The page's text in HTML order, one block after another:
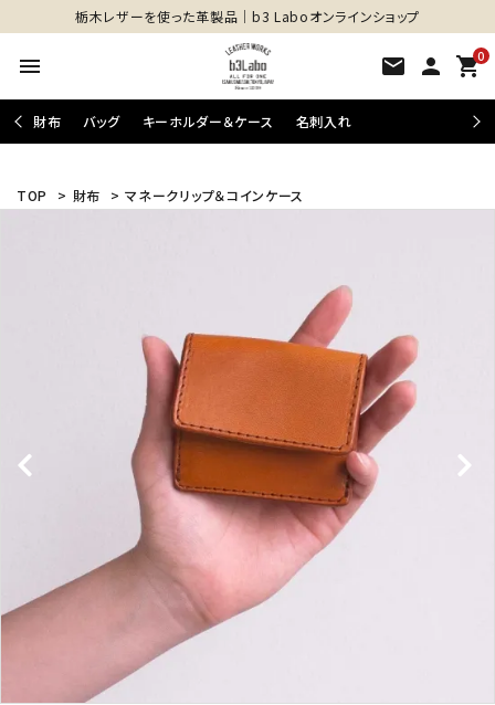
栃木レザーを使った革製品│b3 Laboオンラインショップ
menu mail person 0
shopping_cart
財布 バッグ キーホルダー＆ケース 名刺入れ
TOP > 財布 > マネークリップ＆コインケース